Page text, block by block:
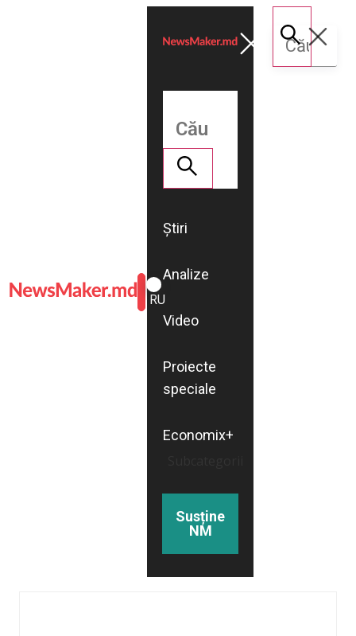
ROMÂNĂ
RU
Știri
Analize
Video
Proiecte
speciale
Economix+
Susține
NM